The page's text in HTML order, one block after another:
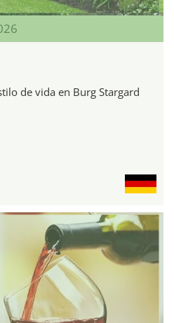
de vida en Burg Stargard